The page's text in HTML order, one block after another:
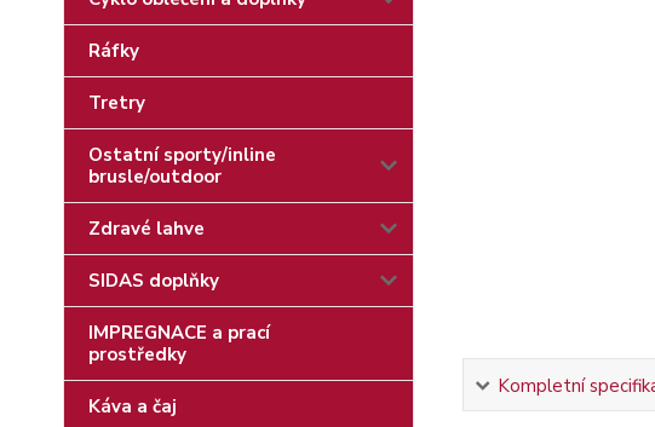
Ráfky
Tretry
Ostatní sporty/inline
brusle/outdoor
Zdravé lahve
SIDAS doplňky
IMPREGNACE a prací
prostředky
Káva a čaj
Kompletní